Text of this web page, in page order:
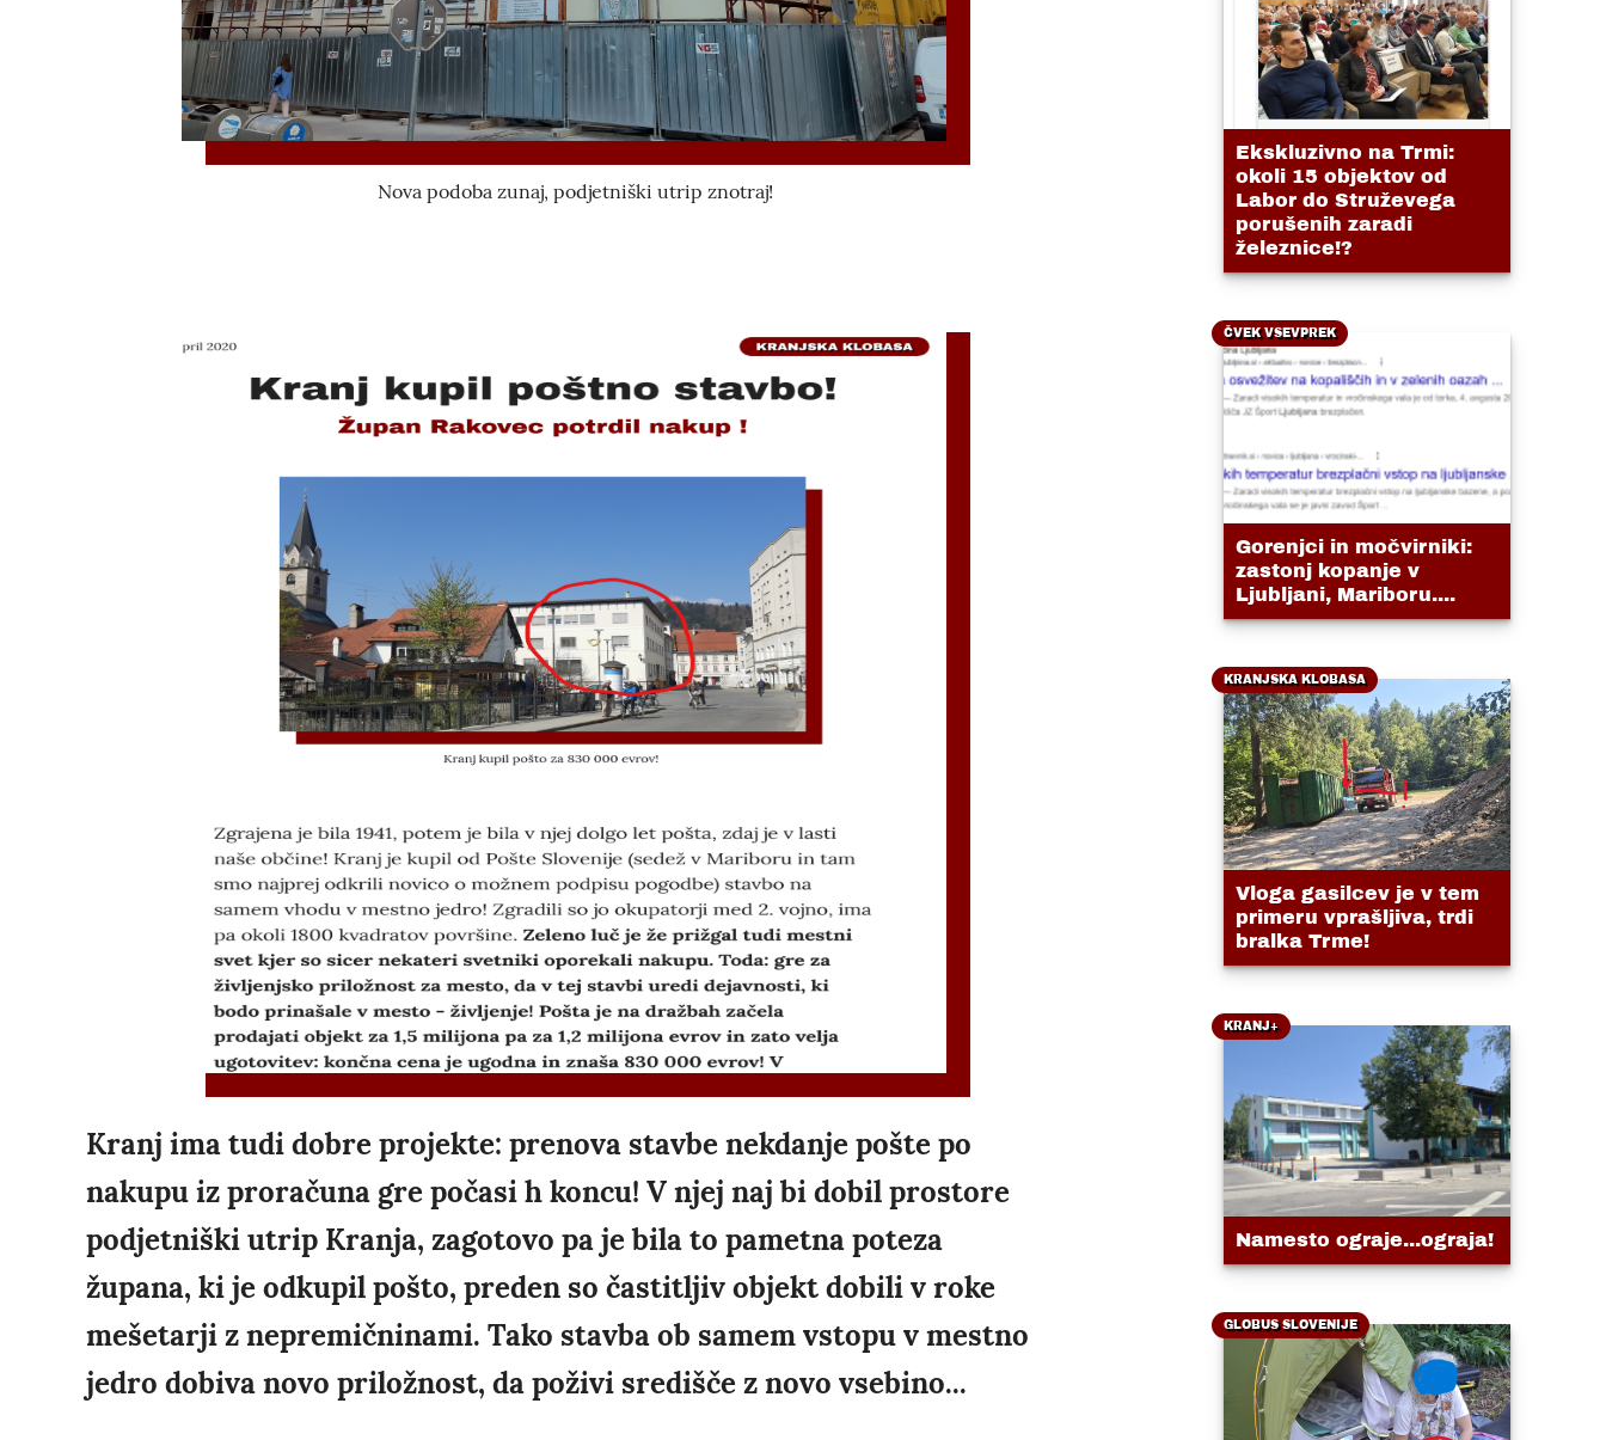
Nova podoba zunaj, podjetniški utrip znotraj!
Kranj ima tudi dobre projekte: prenova stavbe nekdanje pošte po
nakupu iz proračuna gre počasi h koncu! V njej naj bi dobil prostore
podjetniški utrip Kranja, zagotovo pa je bila to pametna poteza
župana, ki je odkupil pošto, preden so častitljiv objekt dobili v roke
mešetarji z nepremičninami. Tako stavba ob samem vstopu v mestno
jedro dobiva novo priložnost, da poživi središče z novo vsebino...
Ekskluzivno na Trmi:
okoli 15 objektov od
Labor do Struževega
porušenih zaradi
železnice!?
ČVEK VSEVPREK
Gorenjci in močvirniki:
zastonj kopanje v
Ljubljani, Mariboru....
KRANJSKA KLOBASA
Vloga gasilcev je v tem
primeru vprašljiva, trdi
bralka Trme!
KRANJ+
Namesto ograje...ograja!
GLOBUS SLOVENIJE